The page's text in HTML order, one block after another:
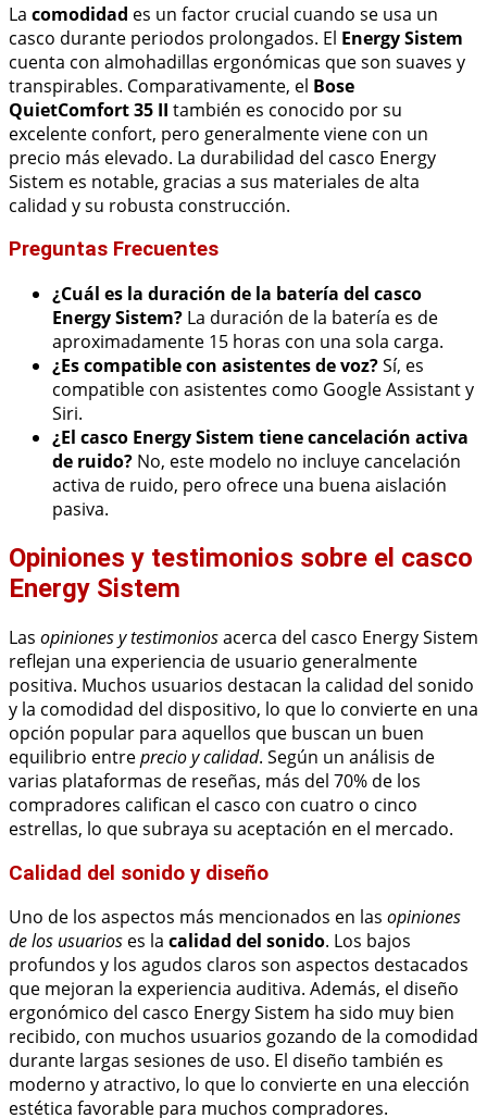
La comodidad es un factor crucial cuando se usa un
casco durante periodos prolongados. El Energy Sistem
cuenta con almohadillas ergonómicas que son suaves y
transpirables. Comparativamente, el Bose
QuietComfort 35 II también es conocido por su
excelente confort, pero generalmente viene con un
precio más elevado. La durabilidad del casco Energy
Sistem es notable, gracias a sus materiales de alta
calidad y su robusta construcción.
Preguntas Frecuentes
¿Cuál es la duración de la batería del casco
Energy Sistem? La duración de la batería es de
aproximadamente 15 horas con una sola carga.
¿Es compatible con asistentes de voz?Sí, es
compatible con asistentes como Google Assistant y
Siri.
¿El casco Energy Sistem tiene cancelación activa
de ruido? No, este modelo no incluye cancelación
activa de ruido, pero ofrece una buena aislación
pasiva.
Opiniones y testimonios sobre el casco
Energy Sistem
Las opiniones y testimoniosacerca del casco Energy Sistem
reflejan una experiencia de usuario generalmente
positiva. Muchos usuarios destacan la calidad del sonido
y la comodidad del dispositivo, lo que lo convierte en una
opción popular para aquellos que buscan un buen
equilibrio entreprecio y calidad. Según un análisis de
varias plataformas de reseñas, más del 70% de los
compradores califican el casco con cuatro o cinco
estrellas, lo que subraya su aceptación en el mercado.
Calidad del sonido y diseño
Uno de los aspectos más mencionados en las opiniones
de los usuarios es la calidad del sonido. Los bajos
profundos y los agudos claros son aspectos destacados
que mejoran la experiencia auditiva. Además, el diseño
ergonómico del casco Energy Sistem ha sido muy bien
recibido, con muchos usuarios gozando de la comodidad
durante largas sesiones de uso. El diseño también es
moderno y atractivo, lo que lo convierte en una elección
estética favorable para muchos compradores.